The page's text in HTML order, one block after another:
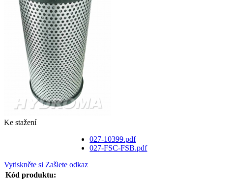
Ke stažení
027-10399.pdf
027-FSC-FSB.pdf
Vytiskněte si Zašlete odkaz
Kód produktu: